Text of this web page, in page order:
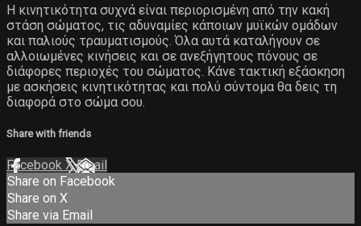
Η κινητικότητα συχνά είναι περιορισμένη από την κακή
στάση σώματος, τις αδυναμίες κάποιων μυϊκών ομάδων
και παλιούς τραυματισμούς. Όλα αυτά καταλήγουν σε
αλλοιωμένες κινήσεις και σε ανεξήγητους πόνους σε
διάφορες περιοχές του σώματος. Κάνε τακτική εξάσκηση
με ασκήσεις κινητικότητας και πολύ σύντομα θα δεις τη
διαφορά στο σώμα σου.
Share with friends
Facebook XEmail
Share on Facebook
Share on X
Share via Email